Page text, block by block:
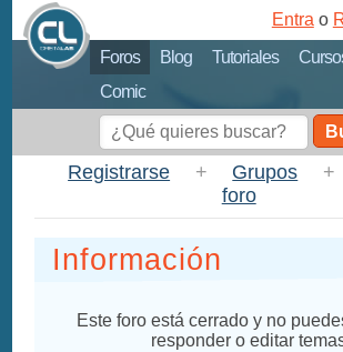
Foros Blog Tutoriales
Comic
Entra o
Registrarse + Grupos +
foro
Información
Este foro está cerrado y no
responder o editar